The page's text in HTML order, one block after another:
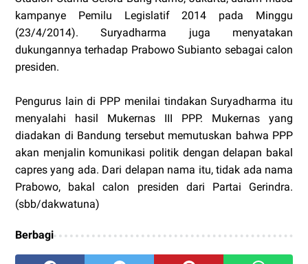
kampanye Pemilu Legislatif 2014 pada Minggu
(23/4/2014). Suryadharma juga menyatakan
dukungannya terhadap Prabowo Subianto sebagai calon
presiden.
Pengurus lain di PPP menilai tindakan Suryadharma itu
menyalahi hasil Mukernas III PPP. Mukernas yang
diadakan di Bandung tersebut memutuskan bahwa PPP
akan menjalin komunikasi politik dengan delapan bakal
capres yang ada. Dari delapan nama itu, tidak ada nama
Prabowo, bakal calon presiden dari Partai Gerindra.
(sbb/dakwatuna)
Berbagi